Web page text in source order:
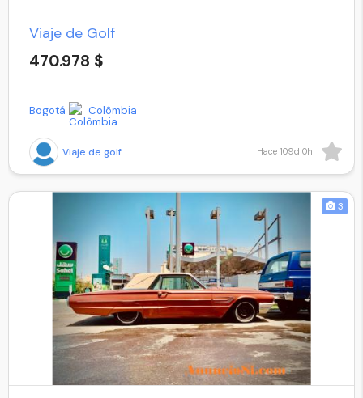
Viaje de Golf
470.978 $
Viaje de golf
Bogotá Colômbia
Hace 109d 0h
3